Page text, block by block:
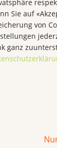
Sie auf
von
ganz
verändern.
und